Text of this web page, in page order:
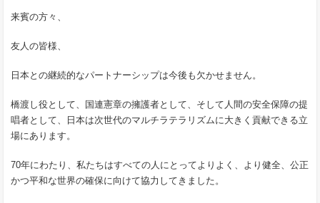
来賓の方々、
友人の皆様、
日本との継続的なパートナーシップは今後も欠かせません。
橋渡し役として、国連憲章の擁護者として、そして人間の安全保障の提
唱者として、日本は次世代のマルチラテラリズムに大きく貢献できる立
場にあります。
70年にわたり、私たちはすべての人にとってよりよく、より健全、公正
かつ平和な世界の確保に向けて協力してきました。